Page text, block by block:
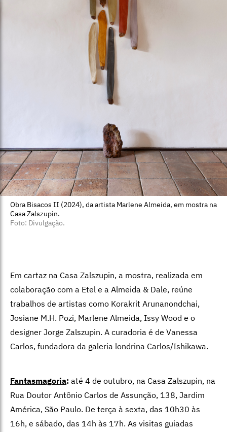
Obra Bisacos II (2024), da artista Marlene Almeida, em mostra na
Casa Zalszupin.
Foto: Divulgação.
Em cartaz na Casa Zalszupin, a mostra, realizada em
colaboração com a Etel e a Almeida & Dale, reúne
trabalhos de artistas como Korakrit Arunanondchai,
Josiane M.H. Pozi, Marlene Almeida, Issy Wood e o
designer Jorge Zalszupin. A curadoria é de Vanessa
Carlos, fundadora da galeria londrina Carlos/Ishikawa.
Fantasmagoria: até 4 de outubro, na Casa Zalszupin, na
Rua Doutor Antônio Carlos de Assunção, 138, Jardim
América, São Paulo. De terça à sexta, das 10h30 às
16h, e sábado, das 14h às 17h. As visitas guiadas